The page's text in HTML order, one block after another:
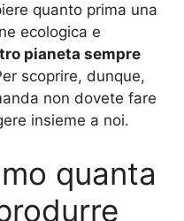
quanto prima una
ecologica e
pianeta sempre
scoprire, dunque,
non dovete fare
insieme a noi.
quanta